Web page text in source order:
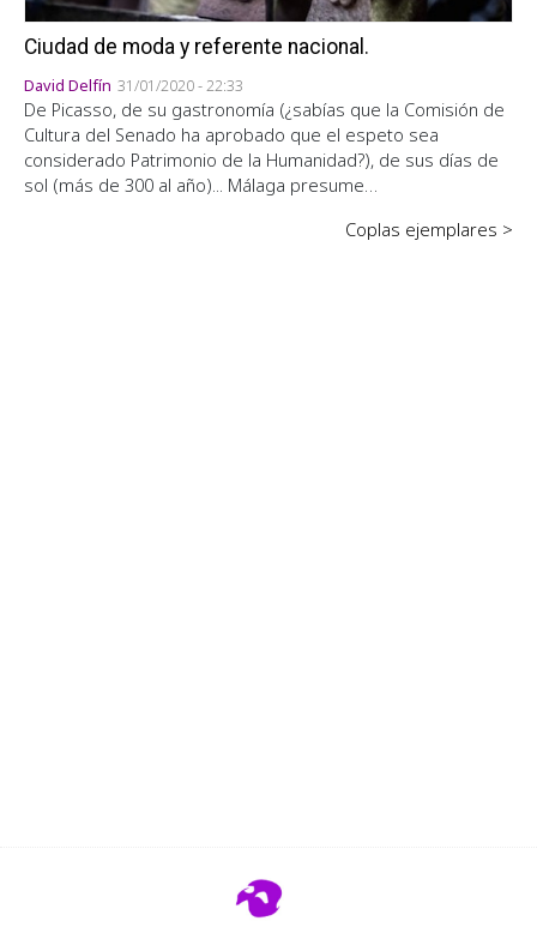
Ciudad de moda y referente nacional.
David Delfín 31/01/2020 - 22:33
De Picasso, de su gastronomía (¿sabías que la Comisión de
Cultura del Senado ha aprobado que el espeto sea
considerado Patrimonio de la Humanidad?), de sus días de
sol (más de 300 al año)... Málaga presume…
Coplas ejemplares >